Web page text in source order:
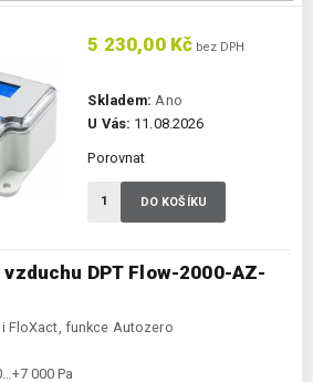
DPT Flow-2000-AZ-
FloXact, funkce Autozero
000 Pa
5 230,00 Kč bez DPH
Skladem: Ano
U Vás: 11.08.2026
Porovnat
DO KOŠÍKU